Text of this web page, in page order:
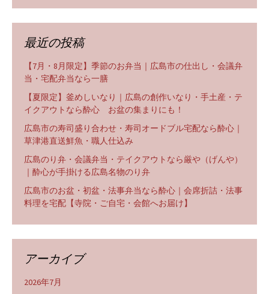
最近の投稿
【7月・8月限定】季節のお弁当｜広島市の仕出し・会議弁
当・宅配弁当なら一膳
【夏限定】釜めしいなり｜広島の創作いなり・手土産・テ
イクアウトなら酔心 お盆の集まりにも！
広島市の寿司盛り合わせ・寿司オードブル宅配なら酔心｜
草津港直送鮮魚・職人仕込み
広島のり弁・会議弁当・テイクアウトなら厳や（げんや）
｜酔心が手掛ける広島名物のり弁
広島市のお盆・初盆・法事弁当なら酔心｜会席折詰・法事
料理を宅配【寺院・ご自宅・会館へお届け】
アーカイブ
2026年7月